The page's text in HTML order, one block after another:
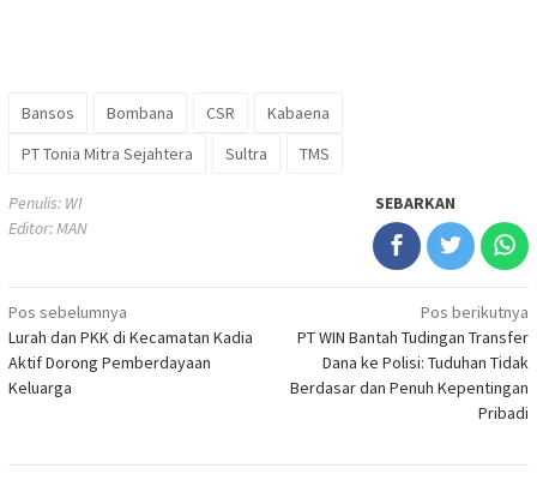
Bansos Bombana CSR
Kabaena
PT Tonia Mitra Sejahtera
Sultra TMS
Penulis: WI
Editor: MAN
SEBARKAN
Navigasi
pos
Pos sebelumnya
Lurah dan PKK di Kecamatan Kadia
Aktif Dorong Pemberdayaan
Keluarga
Pos berikutnya
PT WIN Bantah Tudingan Transfer
Dana ke Polisi: Tuduhan Tidak
Berdasar dan Penuh Kepentingan
Pribadi